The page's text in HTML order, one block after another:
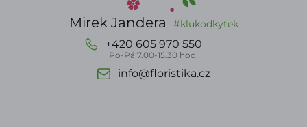
Mirek Jandera #klukodkytek
+420 605 970 550
Po-Pá 7.00-15.30 hod.
info@floristika.cz